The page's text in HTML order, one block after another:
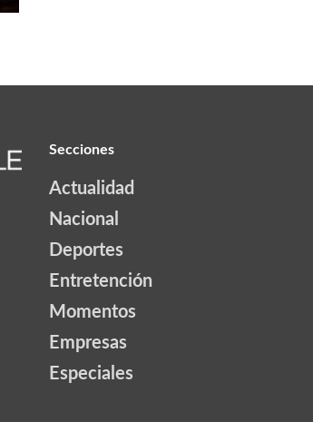
Secciones
Actualidad
Nacional
Deportes
Entretención
Momentos
Empresas
Especiales